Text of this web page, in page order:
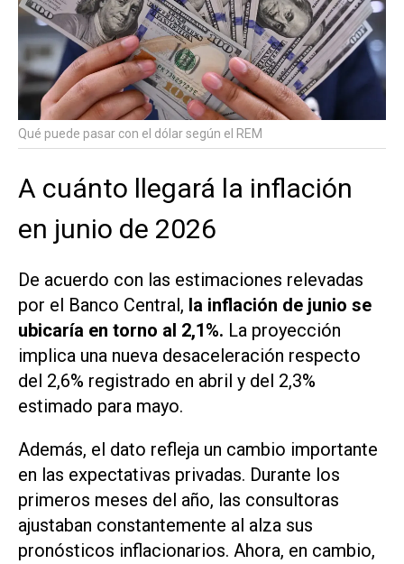
Qué puede pasar con el dólar según el REM
A cuánto llegará la inflación
en junio de 2026
De acuerdo con las estimaciones relevadas
por el Banco Central, la inflación de junio se
ubicaría en torno al 2,1%. La proyección
implica una nueva desaceleración respecto
del 2,6% registrado en abril y del 2,3%
estimado para mayo.
Además, el dato refleja un cambio importante
en las expectativas privadas. Durante los
primeros meses del año, las consultoras
ajustaban constantemente al alza sus
pronósticos inflacionarios. Ahora, en cambio,